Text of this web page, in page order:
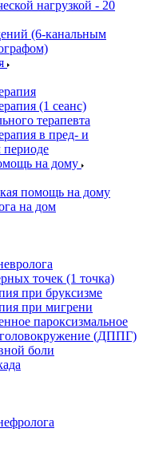
нагрузкой - 20
(6-канальным
(1 сеанс)
терапевта
в пред- и
периоде
на дому
помощь на дому
на дом
точек (1 точка)
при бруксизме
при мигрени
пароксизмальное
(ДППГ)
боли